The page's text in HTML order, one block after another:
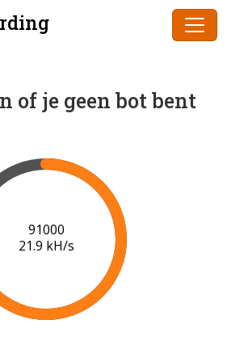
of je geen bot bent
91000
21.9 kH/s